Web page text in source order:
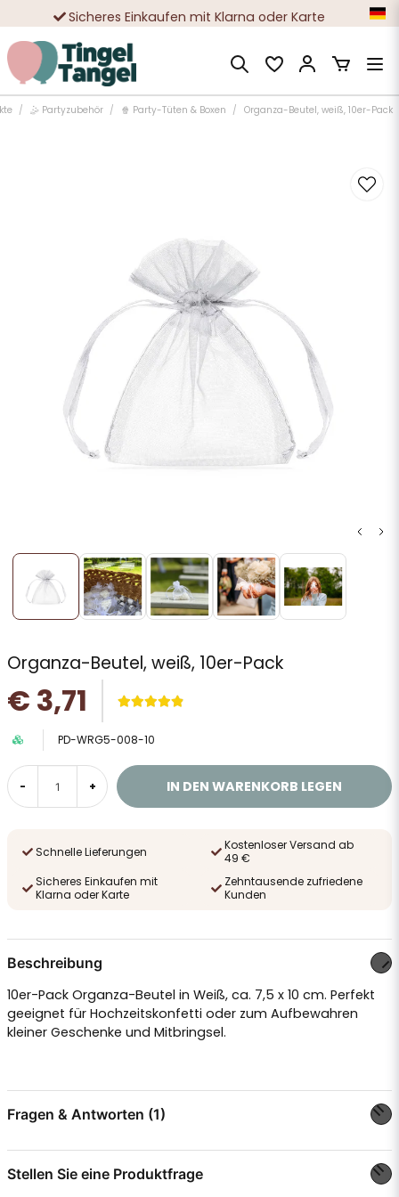
Sicheres Einkaufen mit Klarna oder Karte
Zehntausende zufriedene Kunden
🤹 Partyzubehör 🍿 Party-Tüten & Boxen Organza-Beutel, weiß, 10er-Pack
Organza-Beutel, weiß, 10er-Pack
€ 3,71
PD-WRG5-008-10
- + IN DEN WARENKORB LEGEN
Schnelle Lieferungen
Kostenloser Versand ab
49 €
Sicheres Einkaufen mit
Klarna oder Karte
Zehntausende zufriedene
Kunden
Beschreibung
10er-Pack Organza-Beutel in Weiß, ca. 7,5 x 10 cm. Perfekt
geeignet für Hochzeitskonfetti oder zum Aufbewahren
kleiner Geschenke und Mitbringsel.
Fragen & Antworten (1)
Sanna R fragtevor 1 Jahr
Stellen Sie eine Produktfrage